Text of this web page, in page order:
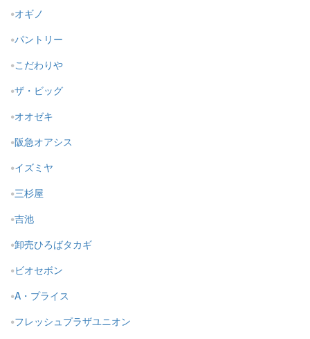
オギノ
パントリー
こだわりや
ザ・ビッグ
オオゼキ
阪急オアシス
イズミヤ
三杉屋
吉池
卸売ひろばタカギ
ビオセボン
A・プライス
フレッシュプラザユニオン